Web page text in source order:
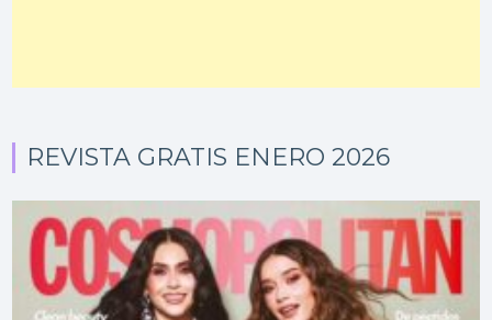
REVISTA GRATIS ENERO 2026